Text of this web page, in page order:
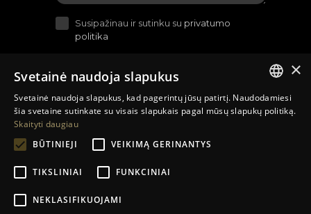
Susipažinau ir sutinku su privatumo
politika
Sutartys su įmonėmis
Grąžinimas ir garantija
LITHUANIAN
×
Svetainė naudoja slapukus
Svetainė naudoja slapukus, kad pagerintų jūsų patirtį. Naudodamiesi
šia svetaine sutinkate su visais slapukais pagal mūsų slapukų politiką.
Skaityti daugiau
BŪTINIEJI
VEIKIMĄ GERINANTYS
TIKSLINIAI FUNKCINIAI
NEKLASIFIKUOJAMI